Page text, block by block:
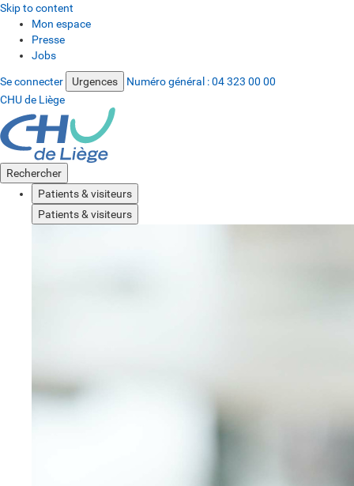
Skip to content
Mon espace
Presse
Jobs
Se connecter Urgences Numéro général :04 323 00 00
CHU de Liège
Rechercher
Patients & visiteurs
Patients & visiteurs